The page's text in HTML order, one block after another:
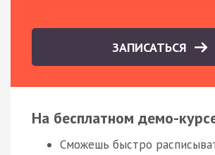
ЗАПИСАТЬСЯ
На бесплатном демо-
Сможешь быстро